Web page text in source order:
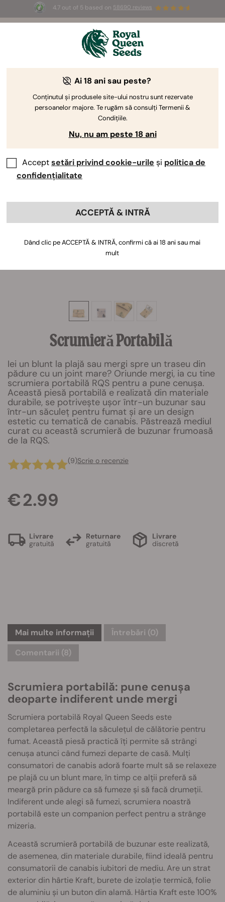
4.7 out of 5 based on 58690 reviews
3 semințe White Widow AutoGRATUITE pentru
Scrumieră Portabilă
Iei un blunt la plajă sau mergi spre un traseu din
pădure cu un joint mare? Oriunde mergi, ia cu tine
scrumiera portabilă RQS pentru a pune cenușa.
Această piesă portabilă e realizată din materiale
durabile, se potrivește ușor într-un buzunar sau
într-un săculeț pentru fumat și are un design
estetic cu tematică de canabis. Păstrează mediul
curat cu această scrumieră de buzunar frumoasă
de la RQS.
(9)Scrie o recenzie
€ 2.99
Livrare
gratuită
Returnare
gratuită
Livrare
discretă
Mai multe informații Întrebări (0)
Comentarii (8)
Scrumiera portabilă: pune cenușa
deoparte indiferent unde mergi
Scrumiera portabilă Royal Queen Seeds este
completarea perfectă la săculețul de călătorie pentru
fumat. Această piesă practică îți permite să strângi
cenușa atunci când fumezi departe de casă. Mulți
consumatori de canabis adoră foarte mult să se relaxeze
pe plajă cu un blunt mare, în timp ce alții preferă să
meargă prin pădure ca să fumeze și să facă drumeții.
Indiferent unde alegi să fumezi, scrumiera noastră
portabilă este un companion perfect pentru a strânge
mizeria.
Această scrumieră portabilă de buzunar este realizată,
de asemenea, din materiale durabile, fiind ideală pentru
consumatorii de canabis iubitori de mediu. Are un strat
exterior din hârtie Kraft, burete de izolație termică, folie
de aluminiu și un buton din alamă. Hârtia Kraft este 100%
Ai 18 ani sau peste?
Conținutul și produsele site-ului nostru sunt rezervate
persoanelor majore. Te rugăm să consulți Termenii &
Condițiile.
Nu, nu am peste 18 ani
Acceptsetări privind cookie-urile și politica de
confidențialitate
ACCEPTĂ & INTRĂ
Dând clic pe ACCEPTĂ & INTRĂ, confirmi că ai 18 ani sau mai
mult